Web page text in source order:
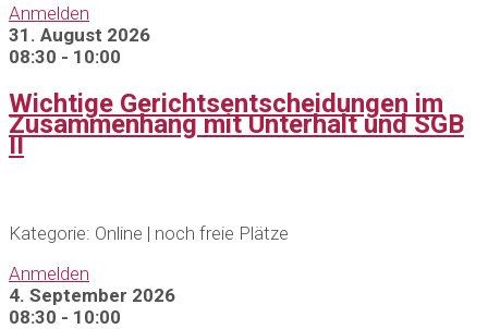
Anmelden
31. August 2026
08:30 - 10:00
Wichtige Gerichtsentscheidungen im
Zusammenhang mit Unterhalt und SGB
II
Kategorie: Online | noch freie Plätze
Anmelden
4. September 2026
08:30 - 10:00